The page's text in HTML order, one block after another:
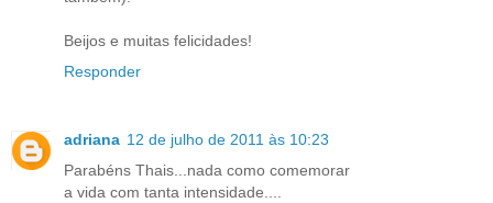
Beijos e muitas felicidades!
Responder
adriana 12 de julho de 2011 às 10:23
Parabéns Thais...nada como comemorar
a vida com tanta intensidade....